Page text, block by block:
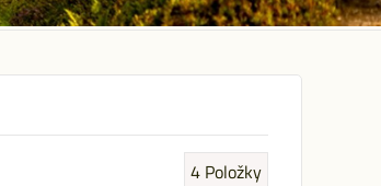
4 Položky